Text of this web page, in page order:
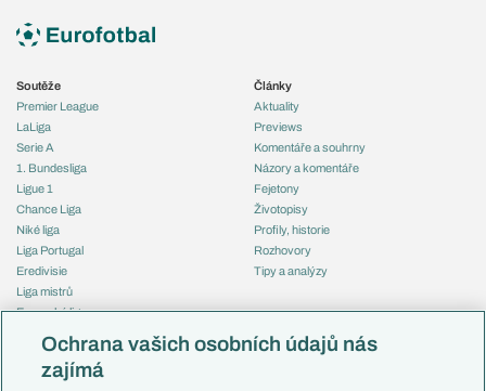
Soutěže
Premier League
LaLiga
Serie A
1. Bundesliga
Ligue 1
Chance Liga
Niké liga
Liga Portugal
Eredivisie
Liga mistrů
Evropská liga
Mistrovství světa
Liga národů
Články
Aktuality
Previews
Komentáře a souhrny
Názory a komentáře
Fejetony
Životopisy
Profily, historie
Rozhovory
Tipy a analýzy
Česko
Ochrana vašich osobních údajů nás
zajímá